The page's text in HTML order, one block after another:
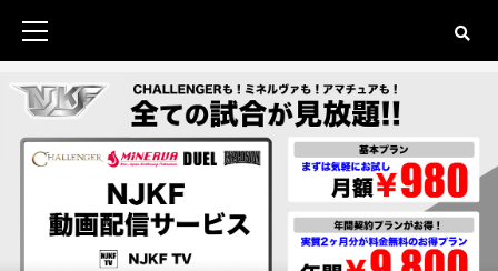
contentPrimary